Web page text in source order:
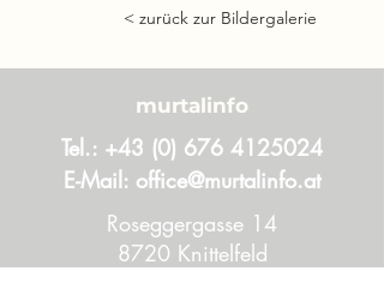
< zurück zur Bildergalerie
murtalinfo
Tel.: +43 (0) 676 4125024
E-Mail: office@murtalinfo.at
Roseggergasse 14
8720 Knittelfeld